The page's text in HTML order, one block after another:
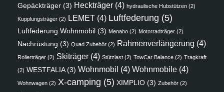
Gepäckträger (3) Heckträger (4) hydraulische Hubstützen (2)
Kupplungsträger (2) LEMET (4) Luftfederung (5)
Luftfederung Wohnmobil (3) Menabo (2) Motorradträger (2)
Nachrüstung (3) Quad Zubehör (2) Rahmenverlängerung (4)
Rollerträger (2) Skiträger (4) Stützlast (2) TowCar Balance (2) Tragkraft
(2) WESTFALIA(3) Wohnmobil (4) Wohnmobile (4)
Wohnwagen (2) X-camping (5) XIMPLIO (3) Zubehör (2)